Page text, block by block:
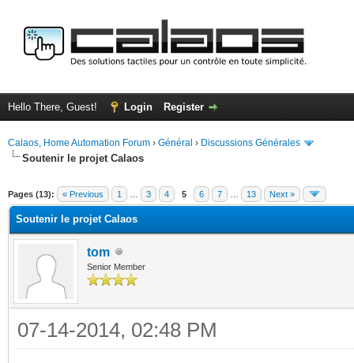
Hello There, Guest! Login Register
Calaos, Home Automation Forum › Général › Discussions Générales
Soutenir le projet Calaos
Pages (13): « Previous 1 3 4 5 6 7 13 Next »
Soutenir le projet Calaos
tom
Senior Member
07-14-2014, 02:48 PM